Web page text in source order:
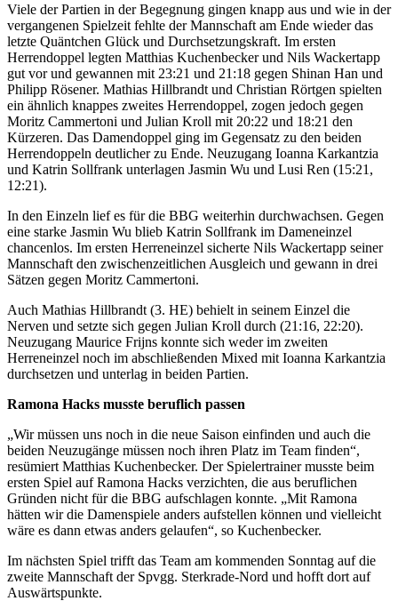
Viele der Partien in der Begegnung gingen knapp aus und wie in der
vergangenen Spielzeit fehlte der Mannschaft am Ende wieder das
letzte Quäntchen Glück und Durchsetzungskraft. Im ersten
Herrendoppel legten Matthias Kuchenbecker und Nils Wackertapp
gut vor und gewannen mit 23:21 und 21:18 gegen Shinan Han und
Philipp Rösener. Mathias Hillbrandt und Christian Rörtgen spielten
ein ähnlich knappes zweites Herrendoppel, zogen jedoch gegen
Moritz Cammertoni und Julian Kroll mit 20:22 und 18:21 den
Kürzeren. Das Damendoppel ging im Gegensatz zu den beiden
Herrendoppeln deutlicher zu Ende. Neuzugang Ioanna Karkantzia
und Katrin Sollfrank unterlagen Jasmin Wu und Lusi Ren (15:21,
12:21).
In den Einzeln lief es für die BBG weiterhin durchwachsen. Gegen
eine starke Jasmin Wu blieb Katrin Sollfrank im Dameneinzel
chancenlos. Im ersten Herreneinzel sicherte Nils Wackertapp seiner
Mannschaft den zwischenzeitlichen Ausgleich und gewann in drei
Sätzen gegen Moritz Cammertoni.
Auch Mathias Hillbrandt (3. HE) behielt in seinem Einzel die
Nerven und setzte sich gegen Julian Kroll durch (21:16, 22:20).
Neuzugang Maurice Frijns konnte sich weder im zweiten
Herreneinzel noch im abschließenden Mixed mit Ioanna Karkantzia
durchsetzen und unterlag in beiden Partien.
Ramona Hacks musste beruflich passen
„Wir müssen uns noch in die neue Saison einfinden und auch die
beiden Neuzugänge müssen noch ihren Platz im Team finden“,
resümiert Matthias Kuchenbecker. Der Spielertrainer musste beim
ersten Spiel auf Ramona Hacks verzichten, die aus beruflichen
Gründen nicht für die BBG aufschlagen konnte. „Mit Ramona
hätten wir die Damenspiele anders aufstellen können und vielleicht
wäre es dann etwas anders gelaufen“, so Kuchenbecker.
Im nächsten Spiel trifft das Team am kommenden Sonntag auf die
zweite Mannschaft der Spvgg. Sterkrade-Nord und hofft dort auf
Auswärtspunkte.